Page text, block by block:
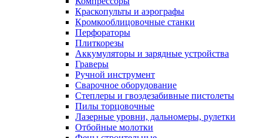
Краскопульты и аэрографы
Кромкооблицовочные станки
Перфораторы
Плиткорезы
Аккумуляторы и зарядные устройства
Граверы
Ручной инструмент
Сварочное оборудование
Степлеры и гвоздезабивные пистолеты
Пилы торцовочные
Лазерные уровни, дальномеры, рулетки
Отбойные молотки